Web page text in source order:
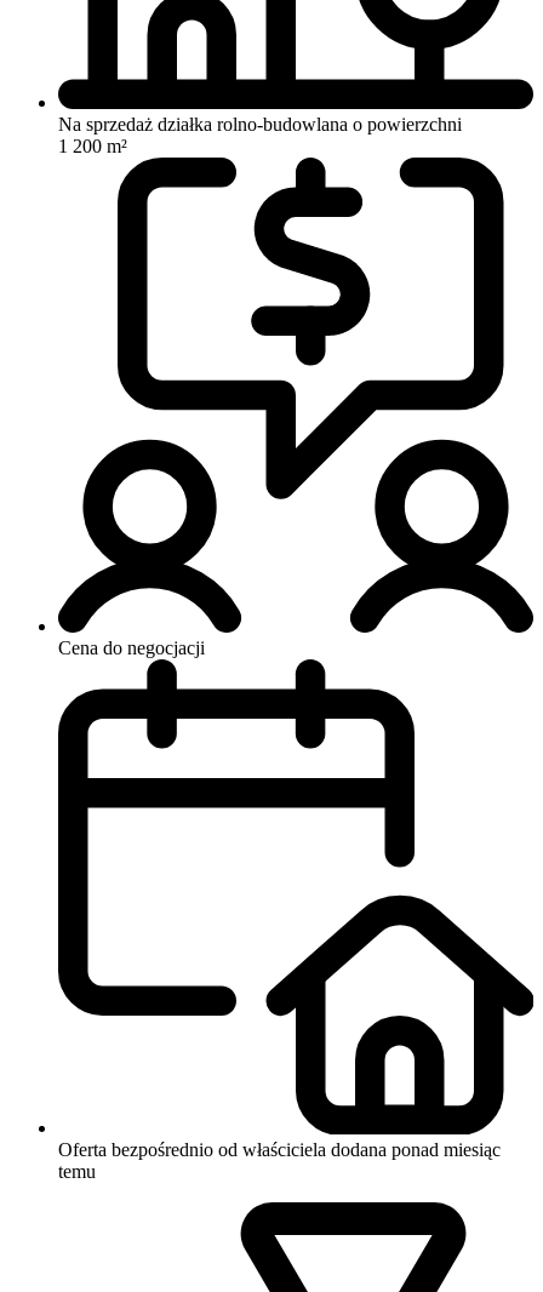
Na sprzedaż działka rolno-budowlana o powierzchni
1 200 m²
Cena do negocjacji
Oferta bezpośrednio od właściciela dodana ponad miesiąc
temu